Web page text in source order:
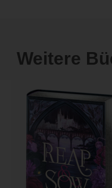
Weitere